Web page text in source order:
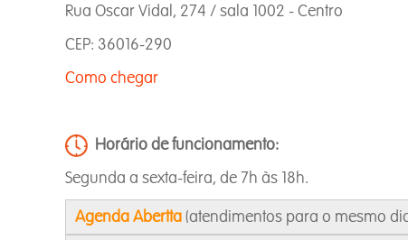
Rua Oscar Vidal, 274 / sala 1002 - Centro
CEP: 36016-290
Como chegar
Horário de funcionamento:
Segunda a sexta-feira, de 7h às 18h.
Agenda Abertta(atendimentos para o mesmo